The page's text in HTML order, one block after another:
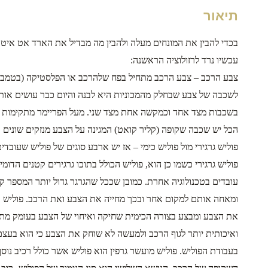
תיאור
בכדי להבין את המונחים מעלה ולהבין מה מבדיל את הארד אט איט
עכשיו נרד לרזולוציה הראשנה:
צבע הרכב – צבע הרכב מתחיל בפח שלהרכב או הפלסטיקה
לשכבה של צבע שבחלק מהמכוניות היא לבנה והיום כבר עושים
בשכבות מצד אחד וכמקשה אחת מצד שני. מעל הפריימר
הכל יש שכבה שקופה (קליר קואט) המגינה על הצבע מנזקים
פוליש גרגירי מול פוליש כימי – אז יש ארבע סוגים של פוליש
עובדים בטכנולוגיה אחרת. כמובן שככל שהגרגר גדול יותר
ומאחה אותם למקום אחר ובכך מחייה את הצבע ואת הרכב. פוליש
את הצבע ומבצע בצורה הכימית שחיקה ואיחוי של הצבע בעומק
ואיכותית יותר לגוף הרכב ולמעשה לא שוחק את הצבע כי הוא
בעבודת הפוליש. פוליש מועשר גרפין הוא פוליש אשר כולל רכיב